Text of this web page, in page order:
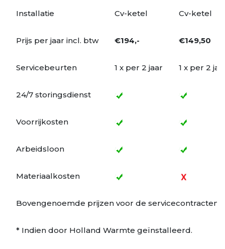
Installatie Cv-ketel Cv-ketel
Prijs per jaar incl. btw €194,- €149,50
Servicebeurten 1 x per 2 jaar 1 x per 2
24/7 storingsdienst
Voorrijkosten
Arbeidsloon
Materiaalkosten
Bovengenoemde prijzen voor de servicecontracten
* Indien door Holland Warmte geïnstalleerd.